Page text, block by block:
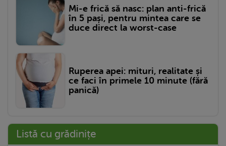
Mi-e frică să nasc: plan anti-frică
în 5 pași, pentru mintea care se
duce direct la worst-case
Ruperea apei: mituri, realitate și
ce faci în primele 10 minute (fără
panică)
Listă cu grădinițe